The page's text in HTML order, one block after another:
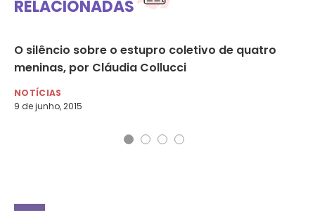
RELACIONADAS
O silêncio sobre o estupro coletivo de quatro
meninas, por Cláudia Collucci
NOTÍCIAS
9 de junho, 2015